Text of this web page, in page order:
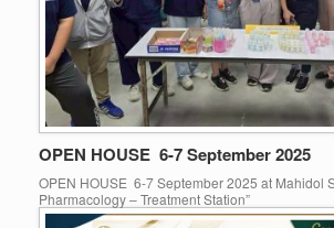
OPEN HOUSE 6-7 September 2025
OPEN HOUSE 6-7 September 2025 at Mahidol
Pharmacology – Treatment Station”